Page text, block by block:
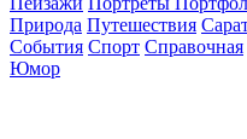
Природа Путешествия
События Спорт Справочная
Юмор